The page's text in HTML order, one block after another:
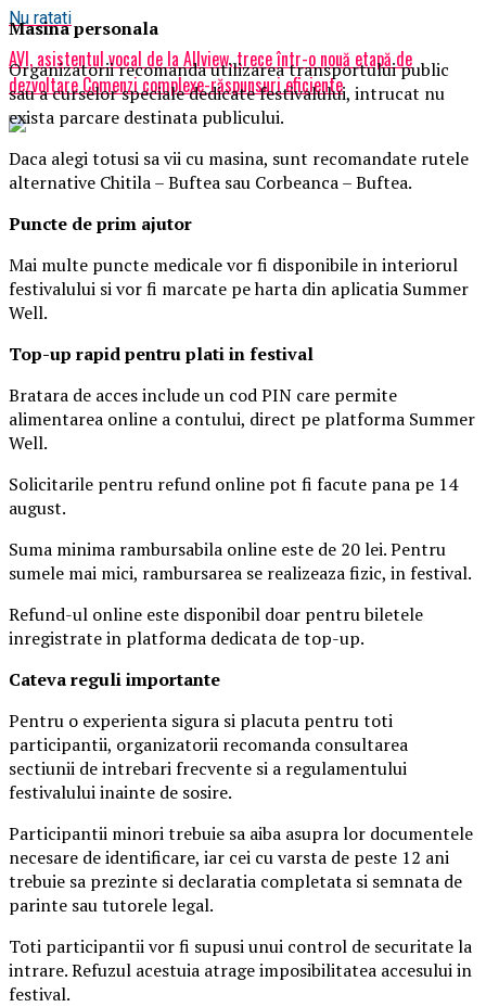
Nu ratati
AVI, asistentul vocal de la Allview, trece într-o nouă etapă de
dezvoltare Comenzi complexe-răspunsuri eficiente
Masinapersonala
Organizatorii recomanda utilizarea transportului public
sau a curselor speciale dedicate festivalului, intrucat nu
exista parcare destinata publicului.
Daca alegi totusi sa vii cu masina, sunt recomandate rutele
alternative Chitila – Buftea sau Corbeanca – Buftea.
Puncte de prim ajutor
Mai multe puncte medicale vor fi disponibile in interiorul
festivalului si vor fi marcate pe harta din aplicatia Summer
Well.
Top-up rapid pentru plati in festival
Bratara de acces include un cod PIN care permite
alimentarea online a contului, direct pe platforma Summer
Well.
Solicitarile pentru refund online pot fi facute pana pe 14
august.
Suma minima rambursabila online este de 20 lei. Pentru
sumele mai mici, rambursarea se realizeaza fizic, in festival.
Refund-ul online este disponibil doar pentru biletele
inregistrate in platforma dedicata de top-up.
Cateva reguli importante
Pentru o experienta sigura si placuta pentru toti
participantii, organizatorii recomanda consultarea
sectiunii de intrebari frecvente si a regulamentului
festivalului inainte de sosire.
Participantii minori trebuie sa aiba asupra lor documentele
necesare de identificare, iar cei cu varsta de peste 12 ani
trebuie sa prezinte si declaratia completata si semnata de
parinte sau tutorele legal.
Toti participantii vor fi supusi unui control de securitate la
intrare. Refuzul acestuia atrage imposibilitatea accesului in
festival.